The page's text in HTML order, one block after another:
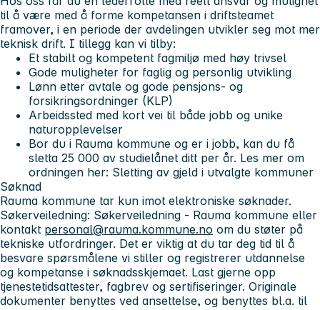
til å være med å forme kompetansen i driftsteamet
framover, i en periode der avdelingen utvikler seg mot mer
teknisk drift. I tillegg kan vi tilby:
Et stabilt og kompetent fagmiljø med høy trivsel
Gode muligheter for faglig og personlig utvikling
Lønn etter avtale og gode pensjons- og
forsikringsordninger (KLP)
Arbeidssted med kort vei til både jobb og unike
naturopplevelser
Bor du i Rauma kommune og er i jobb, kan du få
sletta 25 000 av studielånet ditt per år. Les mer om
ordningen her: Sletting av gjeld i utvalgte kommuner
Søknad
Rauma kommune tar kun imot elektroniske søknader.
Søkerveiledning: Søkerveiledning - Rauma kommune eller
kontakt personal@rauma.kommune.no om du støter på
tekniske utfordringer. Det er viktig at du tar deg tid til å
besvare spørsmålene vi stiller og registrerer utdannelse
og kompetanse i søknadsskjemaet. Last gjerne opp
tjenestetidsattester, fagbrev og sertifiseringer. Originale
dokumenter benyttes ved ansettelse, og benyttes bl.a. til